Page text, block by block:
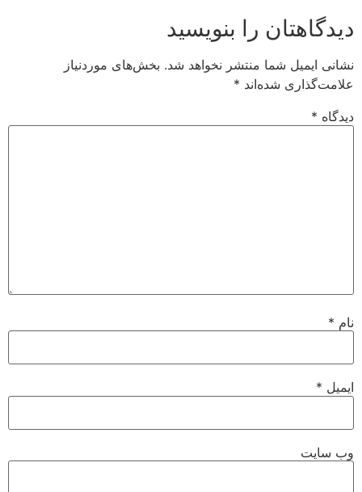
دیدگاهتان را بنویسید
نشانی ایمیل شما منتشر نخواهد شد. بخش‌های موردنیاز
علامت‌گذاری شده‌اند *
دیدگاه *
نام *
ایمیل *
وب‌ سایت